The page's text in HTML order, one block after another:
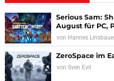
Serious Sam:
August für PC,
von Hannes
ZeroSpace im
von Sven Evil